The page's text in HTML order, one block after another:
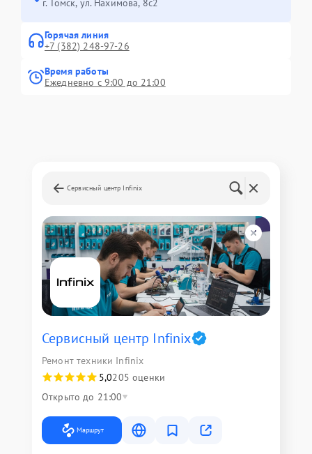
Горячая линия
+7 (382) 248-97-26
Время работы
Ежедневно с 9:00 до 21:00
Сервисный центр Infinix
Сервисный центр Infinix
Ремонт техники Infinix
5,0205 оценки
Открыто до 21:00
Маршрут